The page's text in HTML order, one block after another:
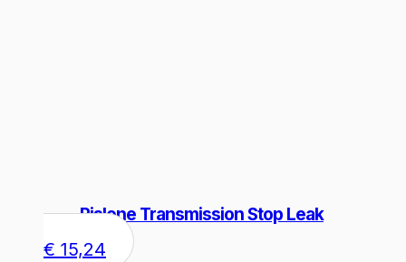
Rislone Transmission Stop Leak
€ 15,24